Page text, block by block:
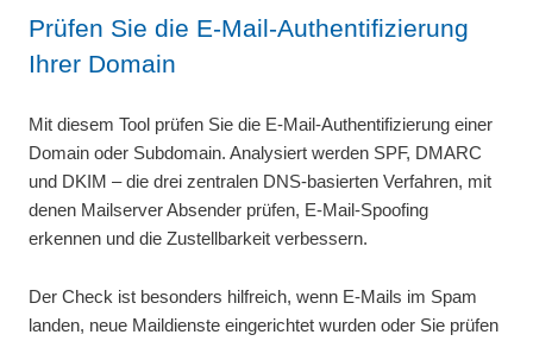
Prüfen Sie die E-Mail-Authentifizierung
Ihrer Domain
Mit diesem Tool prüfen Sie die E-Mail-Authentifizierung einer
Domain oder Subdomain. Analysiert werden SPF, DMARC
und DKIM – die drei zentralen DNS-basierten Verfahren, mit
denen Mailserver Absender prüfen, E-Mail-Spoofing
erkennen und die Zustellbarkeit verbessern.
Der Check ist besonders hilfreich, wenn E-Mails im Spam
landen, neue Maildienste eingerichtet wurden oder Sie prüfen